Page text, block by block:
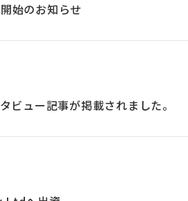
始のお知らせ
ュー記事が掲載されました。